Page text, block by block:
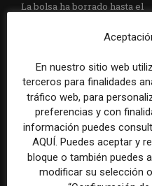
La bolsa ha borrado hasta el
grandes grupos de prensa
En nuestro sitio web
terceros para finalidades
tráfico web, para
preferencias y con
información puedes
AQUÍ. Puedes aceptar y
bloque o también puedes
modificar su selección